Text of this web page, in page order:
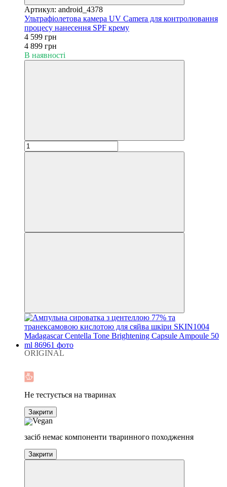
Артикул: android_4378
Ультрафіолетова камера UV Camera для контролювання
процесу нанесення SPF крему
4 599 грн
4 899 грн
В наявності
ORIGINAL
Не тестується на тваринах
Закрити
засіб немає компоненти тваринного походження
Закрити